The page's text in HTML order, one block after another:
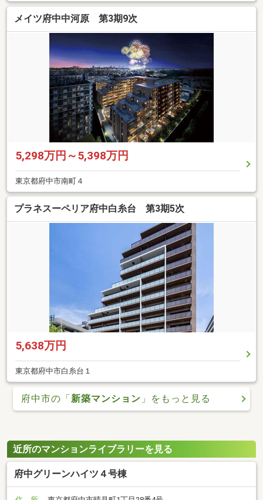
メイツ府中中河原 第3期9次
5,298万円～5,398万円
東京都府中市南町４
プラネスーペリア府中白糸台 第3期5次
5,638万円
東京都府中市白糸台１
府中市の「新築マンション 」をもっと見る
近所のマンションライブラリーを見る
府中グリーンハイツ４号棟